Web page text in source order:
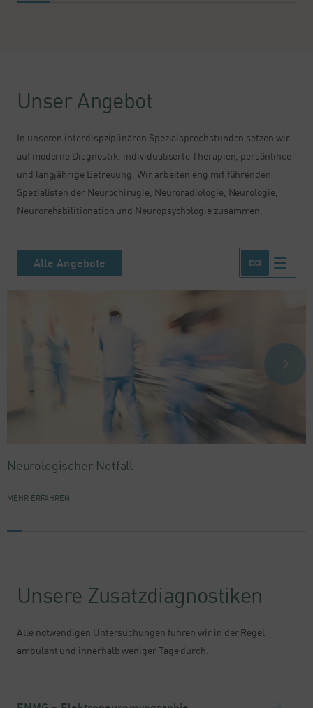
Unser Angebot
In unseren interdispziplinären Spezialsprechstunden setzen wir
auf moderne Diagnostik, individualiserte Therapien, persönlihce
und langjährige Betreuung. Wir arbeiten eng mit führenden
Spezialisten der Neurochirugie, Neuroradiologie, Neurologie,
Neurorehabilitionation und Neuropsychologie zusammen.
Alle Angebote
Neurologischer Notfall
MEHR ERFAHREN
Unsere Zusatzdiagnostiken
Alle notwendigen Untersuchungen führen wir in der Regel
ambulant und innerhalb weniger Tage durch.